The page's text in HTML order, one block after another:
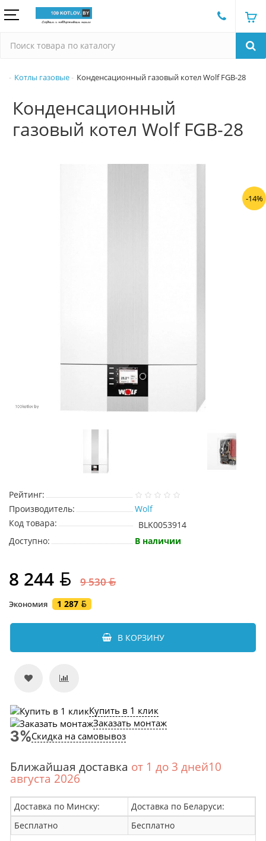
Котлы газовые Конденсационный газовый котел Wolf FGB-28
Конденсационный
газовый котел Wolf FGB-28
-14%
Рейтинг:
Производитель:
Wolf
Код товара:
BLK0053914
Доступно:
В наличии
8 244 9 530
Экономия 1 287
В КОРЗИНУ
Купить в 1 клик
Заказать монтаж
Скидка на самовывоз
Ближайшая доставка от 1 до 3 дней10
августа 2026
Доставка по Минску:
Доставка по Беларуси:
Бесплатно
Бесплатно